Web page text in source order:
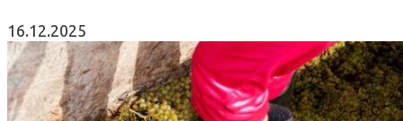
16.12.2025